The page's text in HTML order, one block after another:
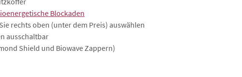
Blockaden
rechts oben (unter dem Preis) auswählen
ausschaltbar
Shield und Biowave Zappern)